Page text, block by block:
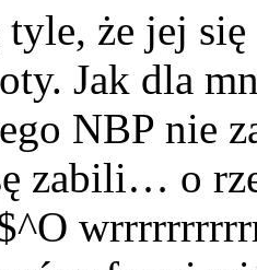
że jej się
Jak dla
NBP nie
zabili… o